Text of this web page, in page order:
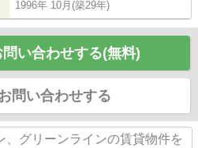
1996年 10月(築29年)
い合わせする(無料)
問い合わせする
、グリーンラインの賃貸物件を